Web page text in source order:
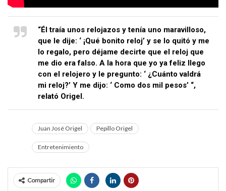
“Él traía unos relojazos y tenía uno maravilloso,
que le dije: ‘ ¡Qué bonito reloj’ y se lo quitó y me
lo regalo, pero déjame decirte que el reloj que
me dio era falso. A la hora que yo ya feliz llego
con el relojero y le pregunto: ‘ ¿Cuánto valdrá
mi reloj?’ Y me dijo: ‘ Como dos mil pesos’ “,
relató Origel.
Juan José Origel Pepillo Origel
Entretenimiento
Compartir